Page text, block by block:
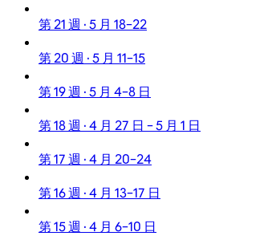
第 21 週 · 5 月 18–22
第 20 週 · 5 月 11–15
第 19 週 · 5 月 4–8 日
第 18 週 · 4 月 27 日 – 5 月 1 日
第 17 週 · 4 月 20–24
第 16 週 · 4 月 13–17 日
第 15 週 · 4 月 6–10 日